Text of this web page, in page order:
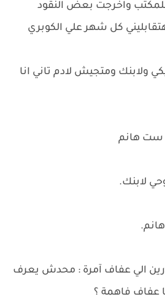
واخرجت بعض النقود
كل شهر علي الكوبري
ولابنك ومتجيش لادم تاني انا
ست هانم
لابنك.
الي عفاف آمرة : محدش يعرف
عفاف فاهمة ؟